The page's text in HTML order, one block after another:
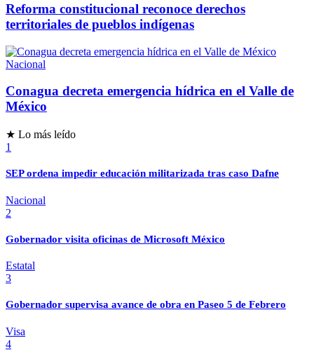
Reforma constitucional reconoce derechos
territoriales de pueblos indígenas
Nacional
Conagua decreta emergencia hídrica en el Valle de
México
★ Lo más leído
1
SEP ordena impedir educación militarizada tras caso Dafne
Nacional
2
Gobernador visita oficinas de Microsoft México
Estatal
3
Gobernador supervisa avance de obra en Paseo 5 de Febrero
Visa
4